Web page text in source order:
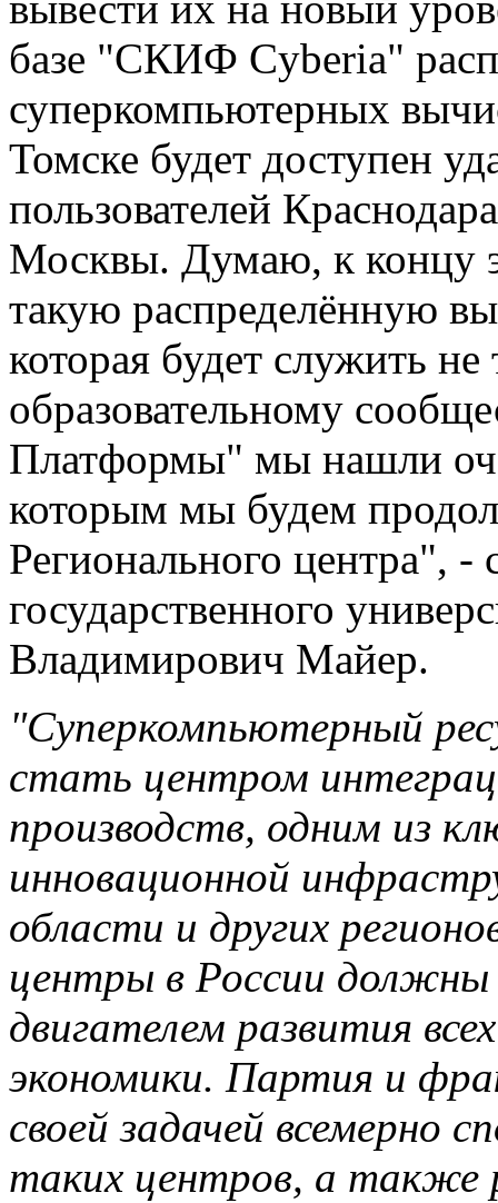
базе "СКИФ Cyberia"
суперкомпьютерных
Томске будет доступен
пользователей
Москвы. Думаю, к концу
такую распределённую
которая будет служить
образовательному
Платформы" мы нашли
которым мы будем
Регионального центра",
государственного
Владимирович Майер.
"Суперкомпьютерный
стать центром
производств, одним из
инновационной
области и других
центры в России
двигателем развития
экономики. Партия и
своей задачей всемерно
таких центров, а также